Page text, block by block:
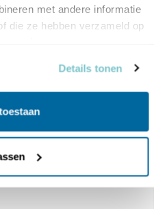
met andere informatie
die ze hebben verzameld op
Details tonen
is de zanglijster.